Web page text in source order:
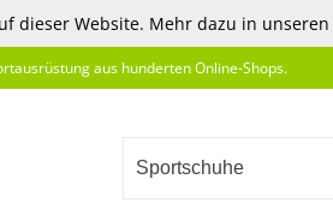
dieser Website. Mehr dazu in unseren
aus hunderten Online-Shops.
Sportschuhe